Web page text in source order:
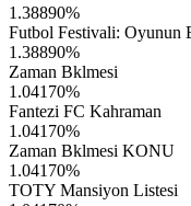
1.38890%
Futbol Festivali: Oyunun
1.38890%
Zaman Bklmesi
1.04170%
Fantezi FC Kahraman
1.04170%
Zaman Bklmesi KONU
1.04170%
TOTY Mansiyon Listesi